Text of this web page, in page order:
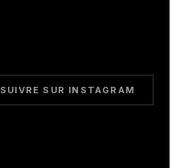
SUIVRE SUR INSTAGRAM